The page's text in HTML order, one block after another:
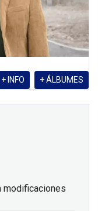
+ ÁLBUMES
+ INFO
modificaciones